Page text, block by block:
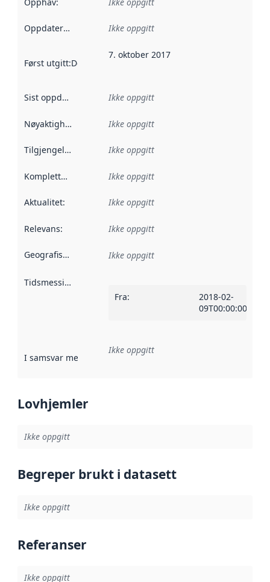
Oppdateringsfrekvens :
Ikke oppgitt
Først utgitt:Denne datoen sier når dataene i dette
7. oktober 2017
Sist oppdatert Ikke oppgitt
Nøyaktighet Ikke oppgitt
Tilgjengelighet Ikke oppgitt
Kompletthet Ikke oppgitt
Aktualitet: Ikke oppgitt
Relevans: Ikke oppgitt
Geografisk avgrensning :
Ikke oppgitt
Tidsmessig avgrensning
Fra:
2018-02-
09T00:00:00Z
I samsvar med Referanse til en implementasjonsregel
Ikke oppgitt
Lovhjemler
Ikke oppgitt
Begreper brukt i datasett
Ikke oppgitt
Referanser
Ikke oppgitt